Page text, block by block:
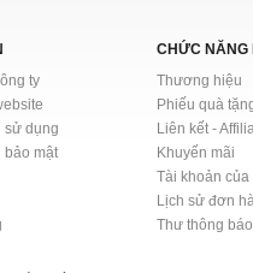
ty
sử dụng
mật
CHỨC NĂNG
Thương hiệu
Phiếu quà
Liên kết -
Khuyến mãi
Tài khoản của
Lịch sử đơn
Thư thông báo